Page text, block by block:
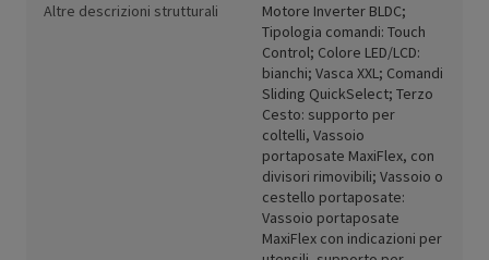
Altre descrizioni strutturali
Motore Inverter BLDC;
Tipologia comandi: Touch
Control; Colore LED/LCD:
bianchi; Vasca XXL; Comandi
Sliding QuickSelect; Terzo
Cesto: supporto per
coltelli, Vassoio
portaposate MaxiFlex, con
divisori rimovibili; Vassoio o
cestello portaposate:
Vassoio portaposate
MaxiFlex con indicazioni per